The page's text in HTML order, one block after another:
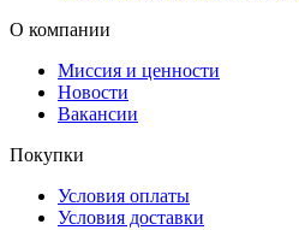
О компании
Миссия и ценности
Новости
Вакансии
Покупки
Условия оплаты
Условия доставки